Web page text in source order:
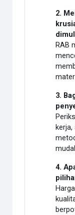
2.
RAB
3.
4.